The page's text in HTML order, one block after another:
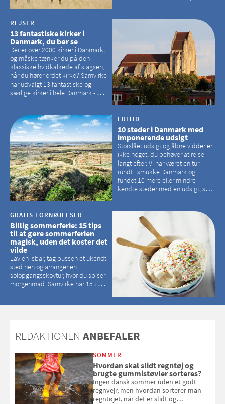
REJSER
13 fantastiske kirker i
Danmark, du bør se
Der er over 2000 kirker i Danmark,
og måske tænker du på den
klassiske hvidkalkede af slagsen,
når du hører ordet kirke? Samvirke
har udvalgt 13 fantastiske og
særlige kirker i hele Danmark - og
hvilke kirker, der er en omvej værd
FRITID
10 steder i Danmark med
imponerende udsigt
Storslået udsigt og åbne vidder er
ikke noget, du behøver at rejse
langt efter. Vi har været en tur
rundt i smukke Danmark og
fundet 10 mere eller mindre
kendte steder med en udsigt, som
GRATIS FORNØJELSER
Billig sommerferie: 15 tips
til at gøre sommerferien
magisk, uden det koster det
vilde
Lav en isbar, tag bussen et ukendt
sted hen og arranger en
solopgangsskovtur, hvor du spiser
morgenmad. Samvirke har 15 tips
REDAKTIONEN ANBEFALER
SOMMER
Hvordan skal slidt regntøj og
brugte gummistøvler sorteres?
Ingen dansk sommer uden et godt
regnvejr, men hvordan sorterer man
regntøjet, når det er slidt og